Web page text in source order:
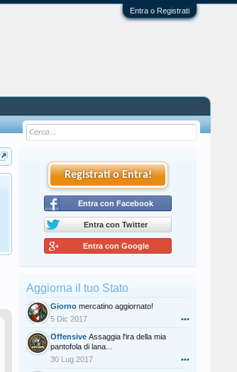
Entra o Registrati
Registrati o Entra!
Entra con Facebook
Entra con Twitter
Entra con Google
Aggiorna il tuo Stato
Giorno mercatino aggiornato!
5 Dic 2017
•••
Offensive Assaggia l'ira della mia
pantofola di lana...
30 Lug 2017
•••